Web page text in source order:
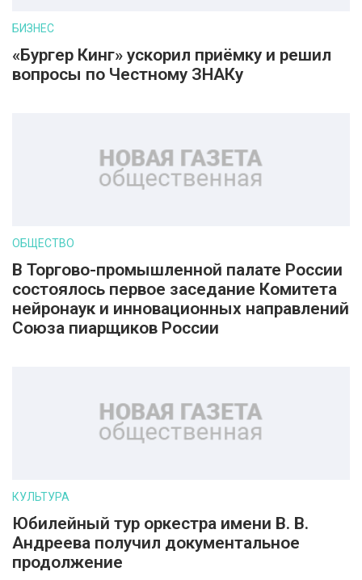
БИЗНЕС
«Бургер Кинг» ускорил приёмку и решил
вопросы по Честному ЗНАКу
ОБЩЕСТВО
В Торгово-промышленной палате России
состоялось первое заседание Комитета
нейронаук и инновационных направлений
Союза пиарщиков России
КУЛЬТУРА
Юбилейный тур оркестра имени В. В.
Андреева получил документальное
продолжение